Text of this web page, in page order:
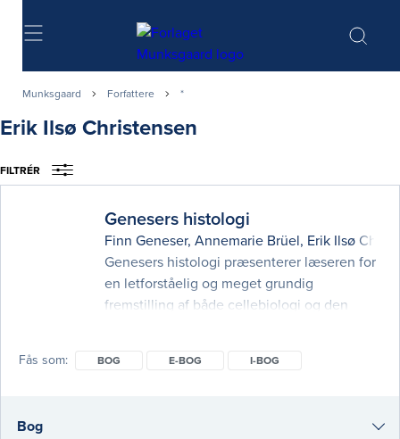
Søg
Munksgaard Forfattere *
Erik Ilsø Christensen
FILTRÉR
Genesers histologi
Finn Geneser, Annemarie Brüel, Erik Ilsø
Genesers histologi præsenterer læseren for
en letforståelig og meget grundig
fremstilling af både cellebiologi og den
struktur og funktion og relaterer dette til
Fås som BOG E-BOG I-BOG
Bog